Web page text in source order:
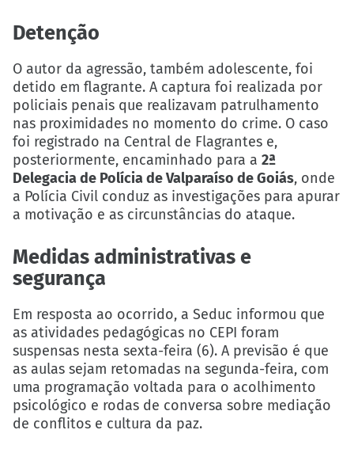
Detenção
O autor da agressão, também adolescente, foi
detido em flagrante. A captura foi realizada por
policiais penais que realizavam patrulhamento
nas proximidades no momento do crime. O caso
foi registrado na Central de Flagrantes e,
posteriormente, encaminhado para a 2ª
Delegacia de Polícia de Valparaíso de Goiás, onde
a Polícia Civil conduz as investigações para apurar
a motivação e as circunstâncias do ataque.
Medidas administrativas e
segurança
Em resposta ao ocorrido, a Seduc informou que
as atividades pedagógicas no CEPI foram
suspensas nesta sexta-feira (6). A previsão é que
as aulas sejam retomadas na segunda-feira, com
uma programação voltada para o acolhimento
psicológico e rodas de conversa sobre mediação
de conflitos e cultura da paz.